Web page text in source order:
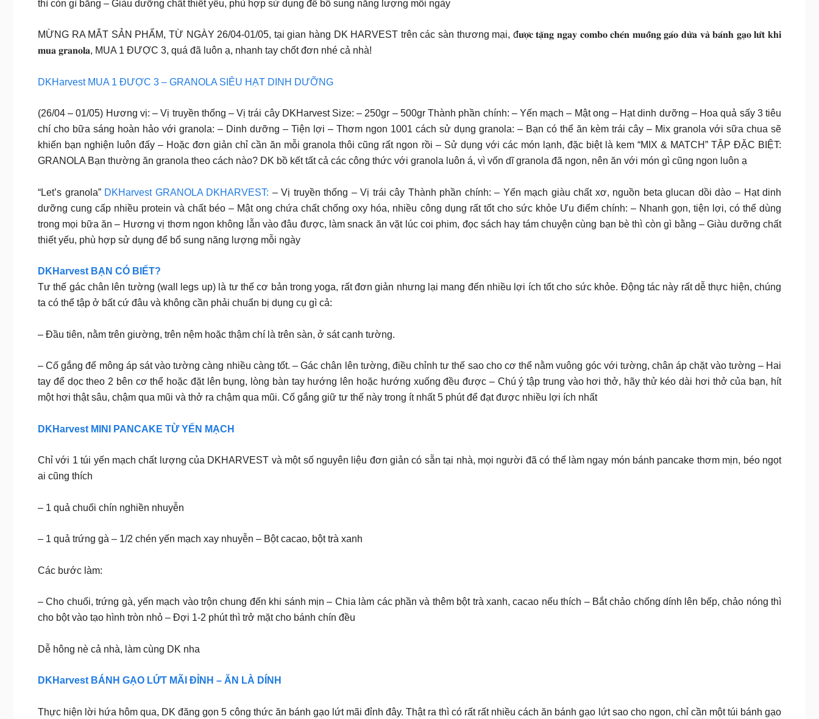
thì còn gì bằng – Giàu dưỡng chất thiết yếu, phù hợp sử dụng để bổ sung năng lượng mỗi ngày
MỪNG RA MẮT SẢN PHẨM, TỪ NGÀY 26/04-01/05, tại gian hàng DK HARVEST trên các sàn thương mại, đ𝐮̛𝐨̛̣𝐜 𝐭𝐚̣̆𝐧𝐠 𝐧𝐠𝐚𝐲 𝐜𝐨𝐦𝐛𝐨 𝐜𝐡𝐞́𝐧 𝐦𝐮𝐨̂̃𝐧𝐠 𝐠𝐚́𝐨 𝐝𝐮̛̀𝐚 𝐯𝐚̀ 𝐛𝐚́𝐧𝐡 𝐠𝐚̣𝐨 𝐥𝐮̛́𝐭 𝐤𝐡𝐢
𝐦𝐮𝐚 𝐠𝐫𝐚𝐧𝐨𝐥𝐚, MUA 1 ĐƯỢC 3, quá đã luôn ạ, nhanh tay chốt đơn nhé cả nhà!
DKHarvest MUA 1 ĐƯỢC 3 – GRANOLA SIÊU HẠT DINH DƯỠNG
(26/04 – 01/05) Hương vị: – Vị truyền thống – Vị trái cây DKHarvest Size: – 250gr – 500gr Thành phần chính: – Yến mạch – Mật ong – Hạt dinh dưỡng – Hoa quả sấy 3 tiêu
chí cho bữa sáng hoàn hảo với granola: – Dinh dưỡng – Tiện lợi – Thơm ngon 1001 cách sử dụng granola: – Bạn có thể ăn kèm trái cây – Mix granola với sữa chua sẽ
khiến bạn nghiện luôn đấy – Hoặc đơn giản chỉ cần ăn mỗi granola thôi cũng rất ngon rồi – Sử dụng với các món lạnh, đặc biệt là kem “MIX & MATCH” TẬP ĐẶC BIỆT:
GRANOLA Bạn thường ăn granola theo cách nào? DK bồ kết tất cả các công thức với granola luôn á, vì vốn dĩ granola đã ngon, nên ăn với món gì cũng ngon luôn ạ
“Let’s granola” DKHarvest GRANOLA DKHARVEST: – Vị truyền thống – Vị trái cây Thành phần chính: – Yến mạch giàu chất xơ, nguồn beta glucan dồi dào – Hạt dinh
dưỡng cung cấp nhiều protein và chất béo – Mật ong chứa chất chống oxy hóa, nhiều công dụng rất tốt cho sức khỏe Ưu điểm chính: – Nhanh gọn, tiện lợi, có thể dùng
trong mọi bữa ăn – Hương vị thơm ngon không lẫn vào đâu được, làm snack ăn vặt lúc coi phim, đọc sách hay tám chuyện cùng bạn bè thì còn gì bằng – Giàu dưỡng chất
thiết yếu, phù hợp sử dụng để bổ sung năng lượng mỗi ngày
DKHarvest BẠN CÓ BIẾT?
Tư thế gác chân lên tường (wall legs up) là tư thế cơ bản trong yoga, rất đơn giản nhưng lại mang đến nhiều lợi ích tốt cho sức khỏe. Động tác này rất dễ thực hiện, chúng
ta có thể tập ở bất cứ đâu và không cần phải chuẩn bị dụng cụ gì cả:
– Đầu tiên, nằm trên giường, trên nệm hoặc thậm chí là trên sàn, ở sát cạnh tường.
– Cố gắng để mông áp sát vào tường càng nhiều càng tốt. – Gác chân lên tường, điều chỉnh tư thế sao cho cơ thể nằm vuông góc với tường, chân áp chặt vào tường – Hai
tay để dọc theo 2 bên cơ thể hoặc đặt lên bụng, lòng bàn tay hướng lên hoặc hướng xuống đều được – Chú ý tập trung vào hơi thở, hãy thử kéo dài hơi thở của bạn, hít
một hơi thật sâu, chậm qua mũi và thở ra chậm qua mũi. Cố gắng giữ tư thế này trong ít nhất 5 phút để đạt được nhiều lợi ích nhất
DKHarvest MINI PANCAKE TỪ YẾN MẠCH
Chỉ với 1 túi yến mạch chất lượng của DKHARVEST và một số nguyên liệu đơn giản có sẵn tại nhà, mọi người đã có thể làm ngay món bánh pancake thơm mịn, béo ngọt
ai cũng thích
– 1 quả chuối chín nghiền nhuyễn
– 1 quả trứng gà – 1/2 chén yến mạch xay nhuyễn – Bột cacao, bột trà xanh
Các bước làm:
– Cho chuối, trứng gà, yến mạch vào trộn chung đến khi sánh mịn – Chia làm các phần và thêm bột trà xanh, cacao nếu thích – Bắt chảo chống dính lên bếp, chảo nóng thì
cho bột vào tạo hình tròn nhỏ – Đợi 1-2 phút thì trở mặt cho bánh chín đều
Dễ hông nè cả nhà, làm cùng DK nha
DKHarvest BÁNH GẠO LỨT MÃI ĐỈNH – ĂN LÀ DÍNH
Thực hiện lời hứa hôm qua, DK đăng gọn 5 công thức ăn bánh gạo lứt mãi đỉnh đây. Thật ra thì có rất rất nhiều cách ăn bánh gạo lứt sao cho ngon, chỉ cần một túi bánh gạo